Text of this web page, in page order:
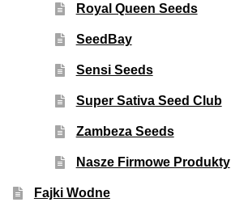
Royal Queen Seeds
SeedBay
Sensi Seeds
Super Sativa Seed Club
Zambeza Seeds
Nasze Firmowe Produkty
Fajki Wodne